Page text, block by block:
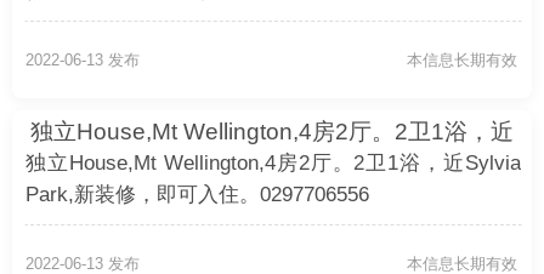
本信息长期有效
2022-06-13 发布
独立House,Mt Wellington,4房2厅。2卫1浴，近
Sylvia Park,新装修，即
独立House,Mt Wellington,4房2厅。2卫1浴，近Sylvia
Park,新装修，即可入住。0297706556
本信息长期有效
2022-06-13 发布